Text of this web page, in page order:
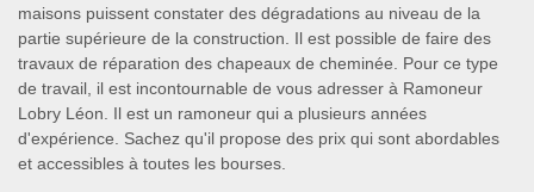
maisons puissent constater des dégradations au niveau de la
partie supérieure de la construction. Il est possible de faire des
travaux de réparation des chapeaux de cheminée. Pour ce type
de travail, il est incontournable de vous adresser à Ramoneur
Lobry Léon. Il est un ramoneur qui a plusieurs années
d'expérience. Sachez qu'il propose des prix qui sont abordables
et accessibles à toutes les bourses.